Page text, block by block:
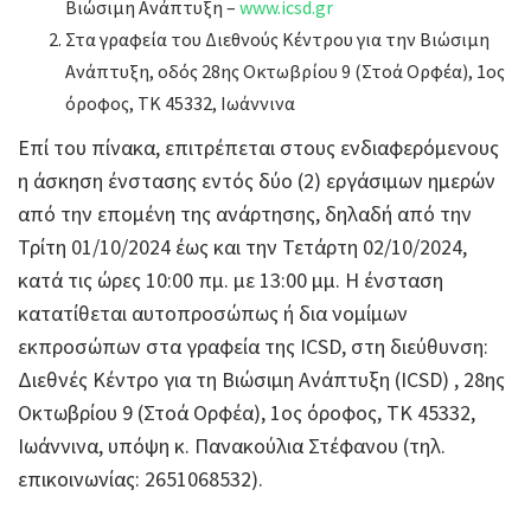
Βιώσιμη Ανάπτυξη – www.icsd.gr
Στα γραφεία του Διεθνούς Κέντρου για την Βιώσιμη
Ανάπτυξη, οδός 28ης Οκτωβρίου 9 (Στοά Ορφέα), 1ος
όροφος, ΤΚ 45332, Ιωάννινα
Επί του πίνακα, επιτρέπεται στους ενδιαφερόμενους
η άσκηση ένστασης εντός δύο (2) εργάσιμων ημερών
από την επομένη της ανάρτησης, δηλαδή από την
Τρίτη 01/10/2024 έως και την Τετάρτη 02/10/2024,
κατά τις ώρες 10:00 πμ. με 13:00 μμ. Η ένσταση
κατατίθεται αυτοπροσώπως ή δια νομίμων
εκπροσώπων στα γραφεία της ICSD, στη διεύθυνση:
Διεθνές Κέντρο για τη Βιώσιμη Ανάπτυξη (ICSD) , 28ης
Οκτωβρίου 9 (Στοά Ορφέα), 1ος όροφος, ΤΚ 45332,
Ιωάννινα, υπόψη κ. Πανακούλια Στέφανου (τηλ.
επικοινωνίας: 2651068532).